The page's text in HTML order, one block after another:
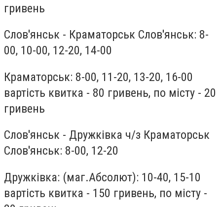
гривень
Слов'янськ - Краматорськ Слов'янськ: 8-
00, 10-00, 12-20, 14-00
Краматорськ: 8-00, 11-20, 13-20, 16-00
вартість квитка - 80 гривень, по місту - 20
гривень
Слов'янськ - Дружківка ч/з Краматорськ
Слов'янськ: 8-00, 12-20
Дружківка: (маг.Абсолют): 10-40, 15-10
вартість квитка - 150 гривень, по місту -